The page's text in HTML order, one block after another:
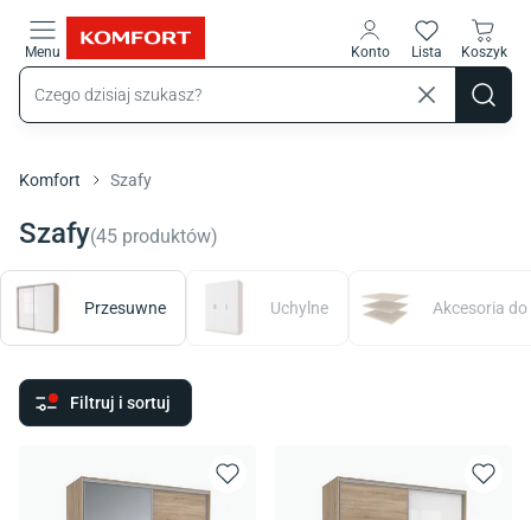
Menu Konto Lista Koszyk
Komfort Szafy
Szafy(45 produktów)
Przesuwne Uchylne Akcesoria
Filtruj i sortuj